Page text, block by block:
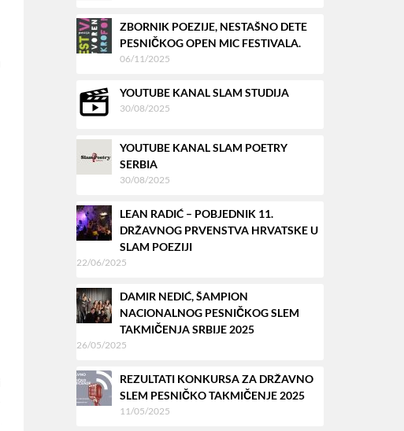
ZBORNIK POEZIJE, NESTAŠNO DETE
PESNIČKOG OPEN MIC FESTIVALA.
06/11/2025
YOUTUBE KANAL SLAM STUDIJA
30/08/2025
YOUTUBE KANAL SLAM POETRY
SERBIA
30/08/2025
LEAN RADIĆ – POBJEDNIK 11.
DRŽAVNOG PRVENSTVA HRVATSKE U
SLAM POEZIJI
22/06/2025
DAMIR NEDIĆ, ŠAMPION
NACIONALNOG PESNIČKOG SLEM
TAKMIČENJA SRBIJE 2025
26/05/2025
REZULTATI KONKURSA ZA DRŽAVNO
SLEM PESNIČKO TAKMIČENJE 2025
11/05/2025